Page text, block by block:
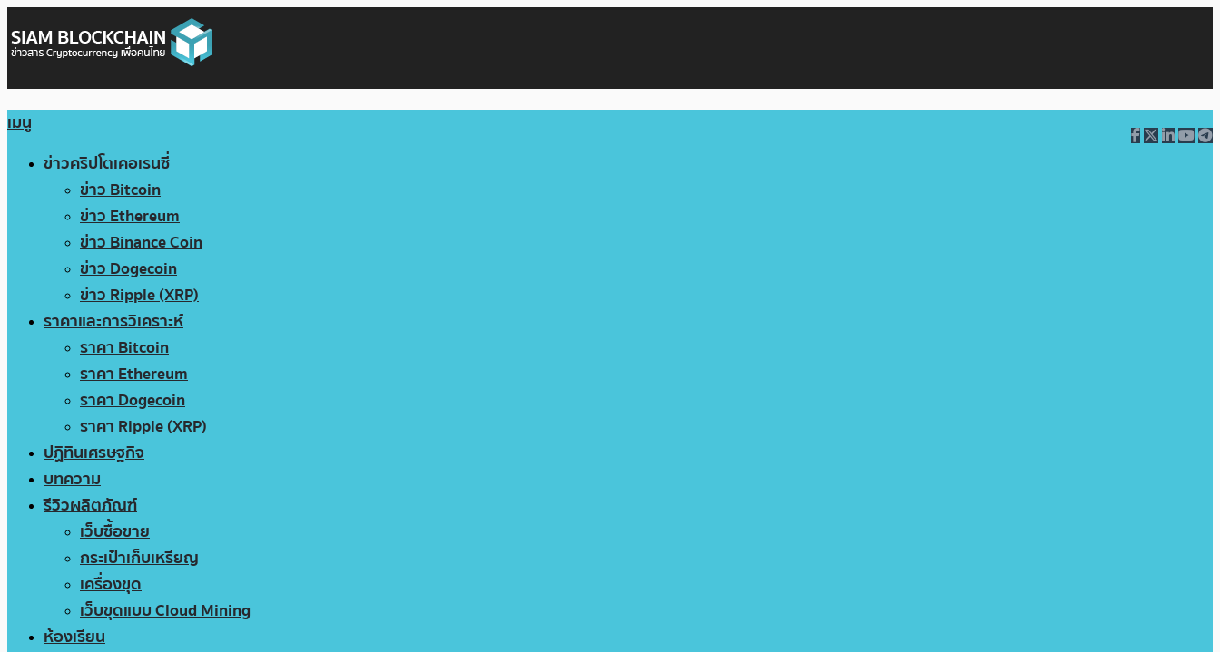
เมนู
ข่าวคริปโตเคอเรนซี่
ข่าว Bitcoin
ข่าว Ethereum
ข่าว Binance Coin
ข่าว Dogecoin
ข่าว Ripple (XRP)
ราคาและการวิเคราะห์
ราคา Bitcoin
ราคา Ethereum
ราคา Dogecoin
ราคา Ripple (XRP)
ปฏิทินเศรษฐกิจ
บทความ
รีวิวผลิตภัณฑ์
เว็บซื้อขาย
กระเป๋าเก็บเหรียญ
เครื่องขุด
เว็บขุดแบบ Cloud Mining
ห้องเรียน